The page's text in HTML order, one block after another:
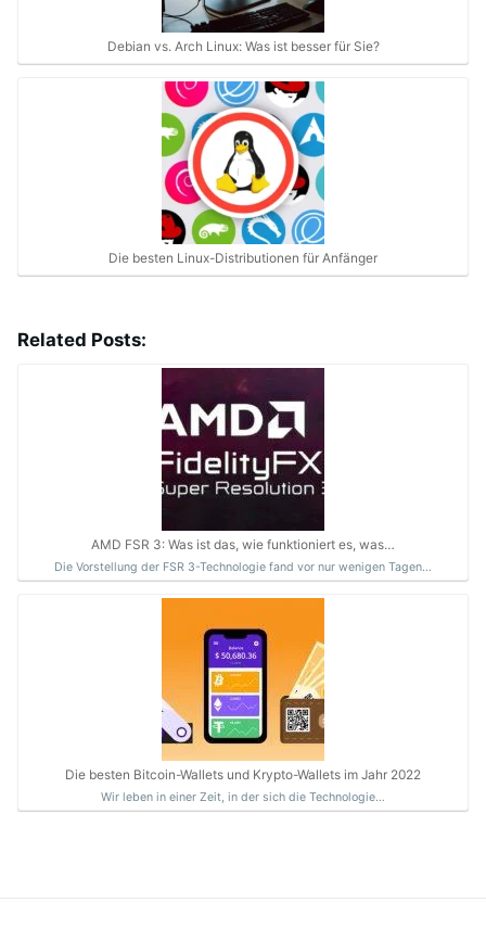
Debian vs. Arch Linux: Was ist besser für Sie?
Die besten Linux-Distributionen für Anfänger
Related Posts:
AMD FSR 3: Was ist das, wie funktioniert es, was…
Die Vorstellung der FSR 3-Technologie fand vor nur wenigen Tagen…
Die besten Bitcoin-Wallets und Krypto-Wallets im Jahr 2022
Wir leben in einer Zeit, in der sich die Technologie…